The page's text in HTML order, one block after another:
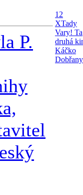
P.
12
XTady
Vary! Ta
druhá
Káčko
Dobřany